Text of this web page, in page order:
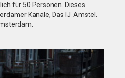
für 50 Personen. Dieses
Kanäle, Das IJ, Amstel.